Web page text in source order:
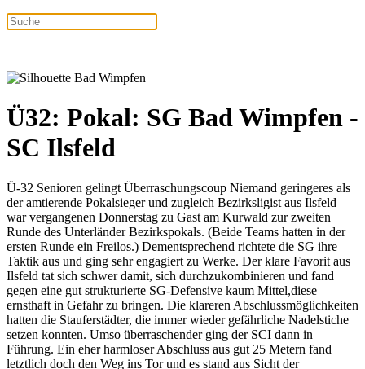
Ü32: Pokal: SG Bad Wimpfen -
SC Ilsfeld
Ü-32 Senioren gelingt Überraschungscoup Niemand geringeres als
der amtierende Pokalsieger und zugleich Bezirksligist aus Ilsfeld
war vergangenen Donnerstag zu Gast am Kurwald zur zweiten
Runde des Unterländer Bezirkspokals. (Beide Teams hatten in der
ersten Runde ein Freilos.) Dementsprechend richtete die SG ihre
Taktik aus und ging sehr engagiert zu Werke. Der klare Favorit aus
Ilsfeld tat sich schwer damit, sich durchzukombinieren und fand
gegen eine gut strukturierte SG-Defensive kaum Mittel,diese
ernsthaft in Gefahr zu bringen. Die klareren Abschlussmöglichkeiten
hatten die Stauferstädter, die immer wieder gefährliche Nadelstiche
setzen konnten. Umso überraschender ging der SCI dann in
Führung. Ein eher harmloser Abschluss aus gut 25 Metern fand
letztlich doch den Weg ins Tor und es stand aus Sicht der